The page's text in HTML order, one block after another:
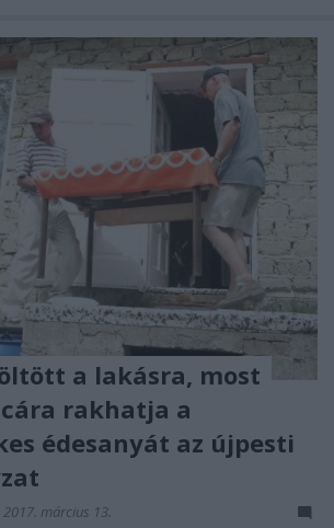
a lakásra, most
rakhatja a
édesanyát az újpesti
2017. március 13.